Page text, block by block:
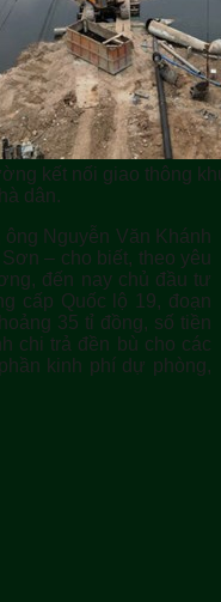
kết nối giao thông
dân.
Nguyễn Văn Khánh
– cho biết, theo yêu
đến nay chủ đầu tư
cấp Quốc lộ 19, đoạn
35 tỉ đồng, số tiền
chi trả đền bù cho các
kinh phí dự phòng,